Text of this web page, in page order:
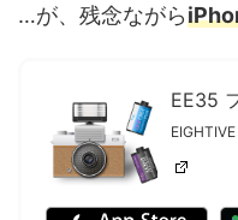
…が、残念ながら
EE35